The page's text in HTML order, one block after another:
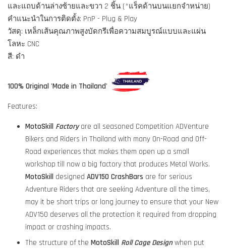
และแถบด้านล่างซ้ายและขวา 2 ชิ้น (*แร็คด้านบนแยกจำหน่าย)
คำแนะนำในการติดตั้ง: PnP - Plug & Play
วัสดุ: เหล็กเส้นคุณภาพสูงบัดกรีเพื่อความสมบูรณ์แบบและแผ่น
โลหะ CNC
สี: ดำ
100% Original 'Made in Thailand'
Features:
MotoSkill Factoryare all seasoned Competition ADVenture
Bikers and Riders in Thailand with many On-Road and Off-
Road experiences that makes them open up a small
workshop till now a big factory that produces Metal Works.
MotoSkill designed ADV150 CrashBars are for serious
Adventure Riders that are seeking Adventure all the times,
may it be short trips or long journey to ensure that your New
ADV150 deserves all the protection it required from dropping
impact or crashing impacts.
The structure of the MotoSkill Roll Cage Designwhen put